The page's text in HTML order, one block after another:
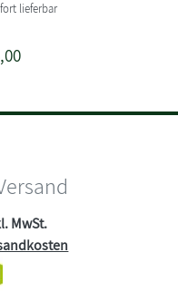
lieferbar
MwSt.